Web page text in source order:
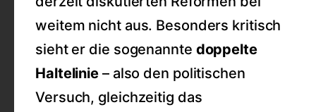
weitem nicht aus. Besonders kritisch
sieht er die sogenannte doppelte
Haltelinie – also den politischen
Versuch, gleichzeitig das